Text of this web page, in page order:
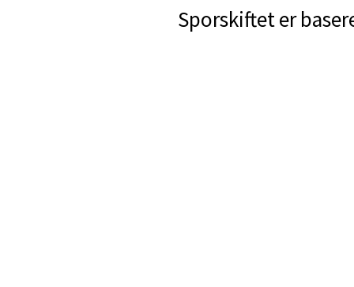
Sporskiftet er